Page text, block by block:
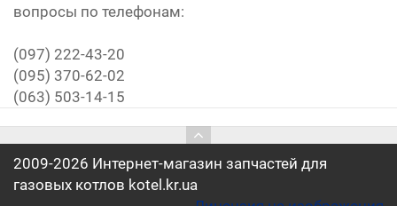
вопросы по телефонам:
(097) 222-43-20
(095) 370-62-02
(063) 503-14-15
2009-2026 Интернет-магазин запчастей для
газовых котлов kotel.kr.ua